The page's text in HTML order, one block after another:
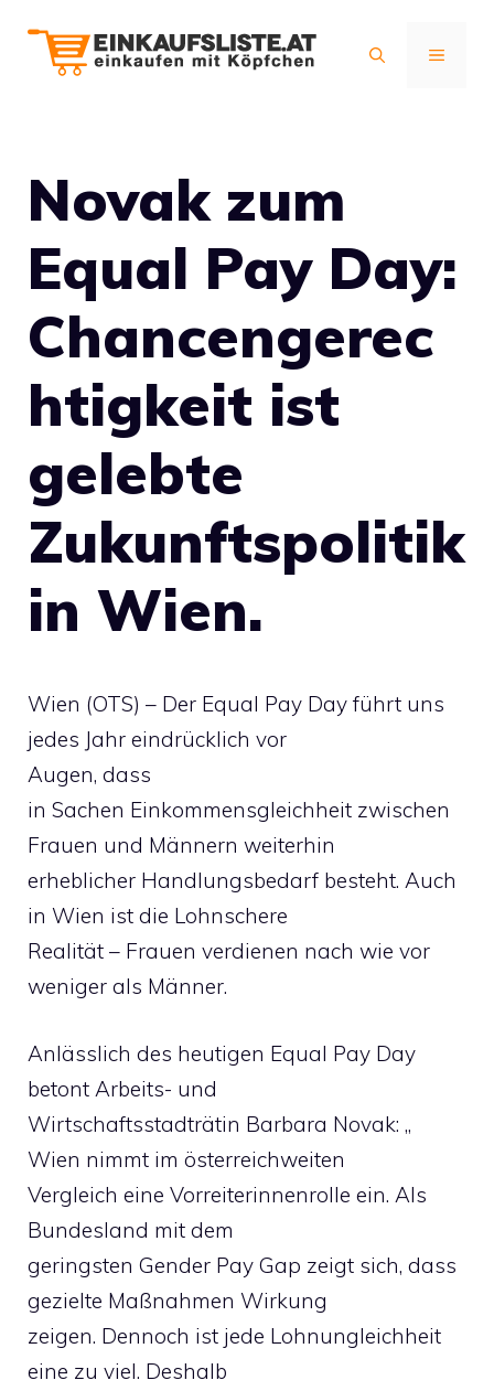
Inhalt
MENÜ
Novak zum
Equal Pay Day:
Chancengerec
htigkeit ist
gelebte
Zukunftspolitik
in Wien.
Wien (OTS) – Der Equal Pay Day führt uns
jedes Jahr eindrücklich vor
Augen, dass
in Sachen Einkommensgleichheit zwischen
Frauen und Männern weiterhin
erheblicher Handlungsbedarf besteht. Auch
in Wien ist die Lohnschere
Realität – Frauen verdienen nach wie vor
weniger als Männer.
Anlässlich des heutigen Equal Pay Day
betont Arbeits- und
Wirtschaftsstadträtin Barbara Novak: „
Wien nimmt im österreichweiten
Vergleich eine Vorreiterinnenrolle ein. Als
Bundesland mit dem
geringsten Gender Pay Gap zeigt sich, dass
gezielte Maßnahmen Wirkung
zeigen. Dennoch ist jede Lohnungleichheit
eine zu viel. Deshalb